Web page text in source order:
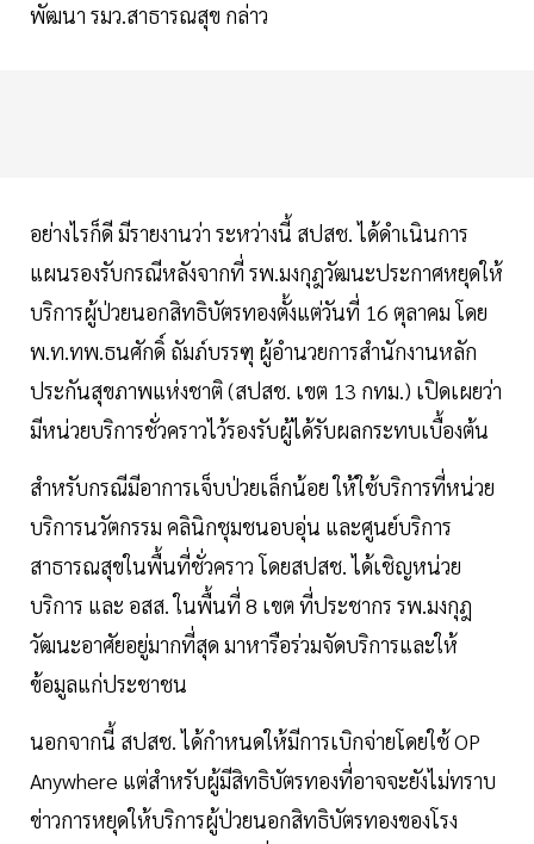
พัฒนา รมว.สาธารณสุข กล่าว
อย่างไรก็ดี มีรายงานว่า ระหว่างนี้ สปสช. ได้ดำเนินการ
แผนรองรับกรณีหลังจากที่ รพ.มงกุฎวัฒนะประกาศหยุดให้
บริการผู้ป่วยนอกสิทธิบัตรทองตั้งแต่วันที่ 16 ตุลาคม โดย
พ.ท.ทพ.ธนศักดิ์ ถัมภ์บรรฑุ ผู้อำนวยการสำนักงานหลัก
ประกันสุขภาพแห่งชาติ (สปสช. เขต 13 กทม.) เปิดเผยว่า
มีหน่วยบริการชั่วคราวไว้รองรับผู้ได้รับผลกระทบเบื้องต้น
สำหรับกรณีมีอาการเจ็บป่วยเล็กน้อย ให้ใช้บริการที่หน่วย
บริการนวัตกรรม คลินิกชุมชนอบอุ่น และศูนย์บริการ
สาธารณสุขในพื้นที่ชั่วคราว โดยสปสช. ได้เชิญหน่วย
บริการ และ อสส. ในพื้นที่ 8 เขต ที่ประชากร รพ.มงกุฎ
วัฒนะอาศัยอยู่มากที่สุด มาหารือร่วมจัดบริการและให้
ข้อมูลแก่ประชาชน
นอกจากนี้ สปสช. ได้กำหนดให้มีการเบิกจ่ายโดยใช้ OP
Anywhere แต่สำหรับผู้มีสิทธิบัตรทองที่อาจจะยังไม่ทราบ
ข่าวการหยุดให้บริการผู้ป่วยนอกสิทธิบัตรทองของโรง